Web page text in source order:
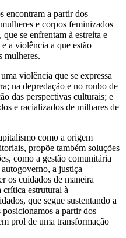
encontram a partir dos
e corpos feminizados
se enfrentam à estreita e
a violência a que estão
mulheres.
violência que se expressa
na depredação e no roubo de
das perspectivas culturais; e
e racializados de milhares de
como a origem
propõe também soluções
como a gestão comunitária
a justiça
os cuidados de maneira
estrutural à
que segue sustentando a
a partir dos
prol de uma transformação